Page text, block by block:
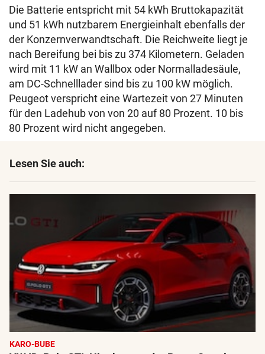
Die Batterie entspricht mit 54 kWh Bruttokapazität
und 51 kWh nutzbarem Energieinhalt ebenfalls der
der Konzernverwandtschaft. Die Reichweite liegt je
nach Bereifung bei bis zu 374 Kilometern. Geladen
wird mit 11 kW an Wallbox oder Normalladesäule,
am DC-Schnelllader sind bis zu 100 kW möglich.
Peugeot verspricht eine Wartezeit von 27 Minuten
für den Ladehub von von 20 auf 80 Prozent. 10 bis
80 Prozent wird nicht angegeben.
Lesen Sie auch:
KARO-BUBE